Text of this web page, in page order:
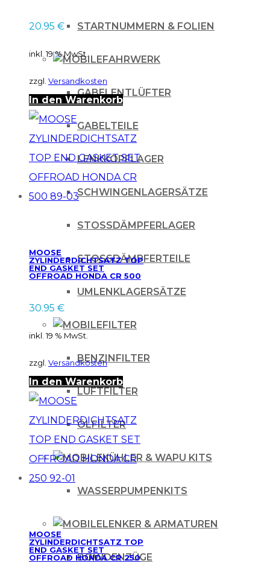
STARTNUMMERN & FOLIEN
FAHRWERK
GABELENTLÜFTER
GABELTEILE
LENKKOPFLAGER
SCHWINGENLAGERSÄTZE
STOSSDÄMPFERLAGER
STOSSDÄMPFERTEILE
UMLENKLAGERSÄTZE
FILTER
BENZINFILTER
LUFTFILTER
ÖLFILTER
KÜHLER & WAPU KITS
WASSERPUMPENKITS
LENKER & ARMATUREN
BOWDENZÜGE
20.95 €
inkl. 19 % MwSt.
zzgl. Versandkosten
In den Warenkorb
MOOSE
ZYLINDERDICHTSATZ TOP
END GASKET SET
OFFROAD HONDA CR 500
30.95 €
inkl. 19 % MwSt.
zzgl. Versandkosten
In den Warenkorb
MOOSE
ZYLINDERDICHTSATZ TOP
END GASKET SET
OFFROAD HONDA CR 250